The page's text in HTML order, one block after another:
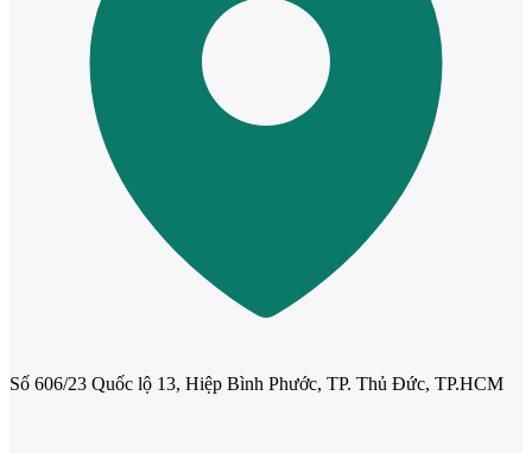
Số 606/23 Quốc lộ 13, Hiệp Bình Phước, TP. Thủ Đức, TP.HCM